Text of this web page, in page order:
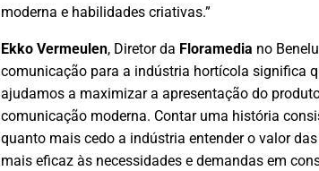
moderna e habilidades criativas.”
Ekko Vermeulen, Diretor da Floramedia no
comunicação para a indústria hortícola significa
ajudamos a maximizar a apresentação do
comunicação moderna. Contar uma história
quanto mais cedo a indústria entender o valor
mais eficaz às necessidades e demandas em